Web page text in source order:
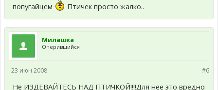
попугайцем
Птичек просто жалко..
Милашка
Оперившийся
#6
23 июн 2008
Не ИЗДЕВАЙТЕСЬ НАД ПТИЧКОЙ!!!!Для нее это вредно